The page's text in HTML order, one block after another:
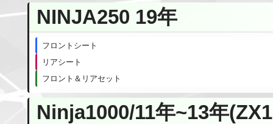
NINJA250 19年
フロントシート
リアシート
フロント＆リアセット
Ninja1000/11年~13年